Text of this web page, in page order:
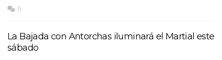
0
La Bajada con Antorchas iluminará el Martial este
sábado